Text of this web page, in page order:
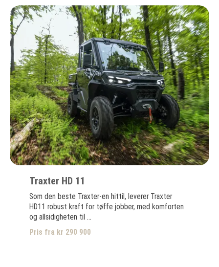
Traxter HD 11
Som den beste Traxter-en hittil, leverer Traxter
HD11 robust kraft for tøffe jobber, med komforten
og allsidigheten til ...
Pris fra kr 290 900